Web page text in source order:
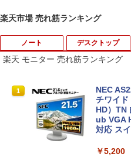
楽天市場 売れ筋ランキング
ノート
1
【ノート
保証】通
が3ヶ月
用不可※
ノートパ
￥1,000
デスクトップ
1
中古パ
第8世代
Hz |
チ | 無線
￥12,000
楽天 モニター 売れ筋ランキング
1
NEC
チワイ
HD）TN
ub VGA
対応 ス
￥5,200